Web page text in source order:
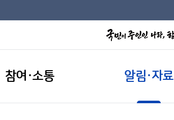
참여·소통 알림·자료